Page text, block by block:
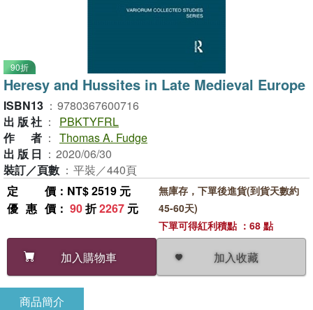
90折
Heresy and Hussites in Late Medieval Europe
ISBN13 ： 9780367600716
出版社 ：
PBKTYFRL
作者 ： Thomas A. Fudge
出版日 ： 2020/06/30
裝訂／頁數 ： 平裝／440頁
定價 ：NT$ 2519 元
優惠價 ： 90折2267 元
加入購物車 加入收藏
無庫存，下單後進貨(到貨天數約
45-60天)
下單可得紅利積點 ：68 點
商品簡介